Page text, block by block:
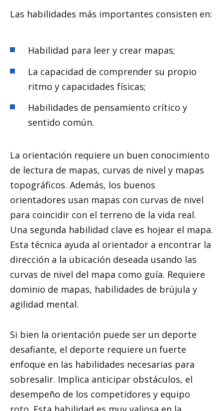
Las habilidades más importantes consisten en:
Habilidad para leer y crear mapas;
La capacidad de comprender su propio
ritmo y capacidades físicas;
Habilidades de pensamiento crítico y
sentido común.
La orientación requiere un buen conocimiento
de lectura de mapas, curvas de nivel y mapas
topográficos. Además, los buenos
orientadores usan mapas con curvas de nivel
para coincidir con el terreno de la vida real.
Una segunda habilidad clave es hojear el mapa.
Esta técnica ayuda al orientador a encontrar la
dirección a la ubicación deseada usando las
curvas de nivel del mapa como guía. Requiere
dominio de mapas, habilidades de brújula y
agilidad mental.
Si bien la orientación puede ser un deporte
desafiante, el deporte requiere un fuerte
enfoque en las habilidades necesarias para
sobresalir. Implica anticipar obstáculos, el
desempeño de los competidores y equipo